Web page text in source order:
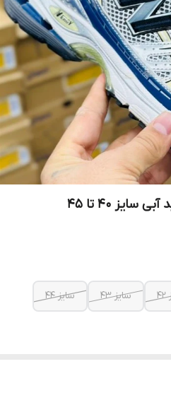
کتونی نیوبالانس 758 سفید آبی سایز ۴۰ تا ۴۵
سایز ۴۳ سایز ۴۴